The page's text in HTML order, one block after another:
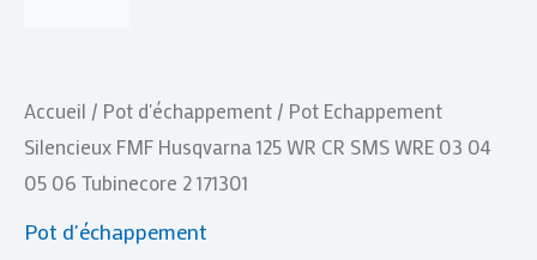
Accueil / Pot d'échappement / Pot Echappement
Silencieux FMF Husqvarna 125 WR CR SMS WRE 03 04
05 06 Tubinecore 2 171301
Pot d'échappement